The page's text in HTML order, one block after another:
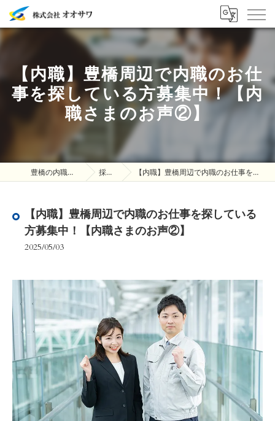
【内職】豊橋周辺で内職のお仕
事を探している方募集中！【内
職さまのお声②】
豊橋の内職は株式会社オオサワ 採用ブログ 【内職】豊橋周辺で内職のお仕事を探している方募集中！【内職さまのお声②】
【内職】豊橋周辺で内職のお仕事を探している
方募集中！【内職さまのお声②】
2025/05/03